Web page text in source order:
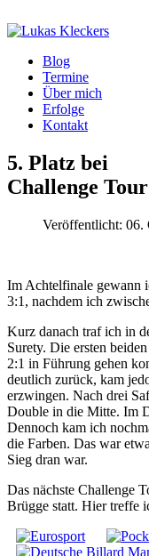
Blog
Termine
Über mich
Erfolge
Kontakt
5. Platz bei
Challenge Tour
Veröffentlicht: 06.
Im Achtelfinale gewann
3:1, nachdem ich
Kurz danach traf ich in
Surety. Die ersten
2:1 in Führung gehen
deutlich zurück, kam
erzwingen. Nach drei
Double in die Mitte. Im
Dennoch kam ich
die Farben. Das war
Sieg dran war.
Das nächste Challenge
Brügge statt. Hier treffe